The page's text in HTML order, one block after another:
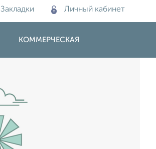
Закладки Личный кабинет
КОММЕРЧЕСКАЯ